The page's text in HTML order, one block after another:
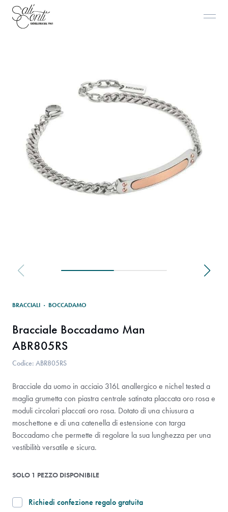
BRACCIALI · BOCCADAMO
Bracciale Boccadamo Man
ABR805RS
Codice: ABR805RS
Bracciale da uomo in acciaio 316L anallergico e nichel tested a
maglia grumetta con piastra centrale satinata placcata oro rosa e
moduli circolari placcati oro rosa. Dotato di una chiusura a
moschettone e di una catenella di estensione con targa
Boccadamo che permette di regolare la sua lunghezza per una
vestibilità versatile e sicura.
SOLO 1 PEZZO DISPONIBILE
Richiedi confezione regalo gratuita